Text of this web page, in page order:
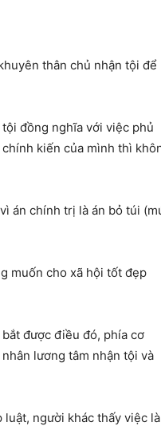
thân chủ nhận tội để
đồng nghĩa với việc phủ
kiến của mình thì
án chính trị là án bỏ túi
muốn cho xã hội tốt đẹp
được điều đó, phía cơ
lương tâm nhận tội và
người khác thấy việc